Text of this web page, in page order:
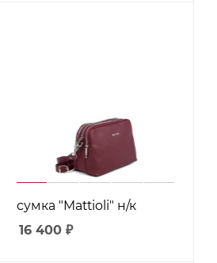
сумка "Mattioli" н/к
16 400₽